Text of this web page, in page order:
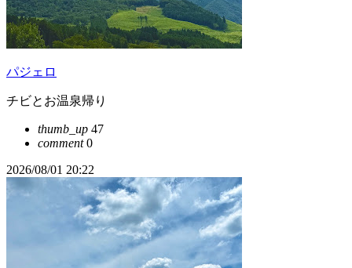
パジェロ
チビとお温泉帰り
thumb_up 47
comment0
2026/08/01 20:22